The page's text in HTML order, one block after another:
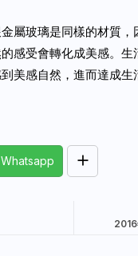
屬玻璃是同樣的材質，
感受會轉化成美感。
美感自然，進而達成生
Whatsapp